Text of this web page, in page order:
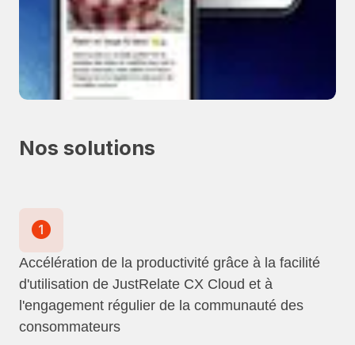
Nos solutions
Accélération de la productivité grâce à la facilité
d'utilisation de JustRelate CX Cloud et à
l'engagement régulier de la communauté des
consommateurs